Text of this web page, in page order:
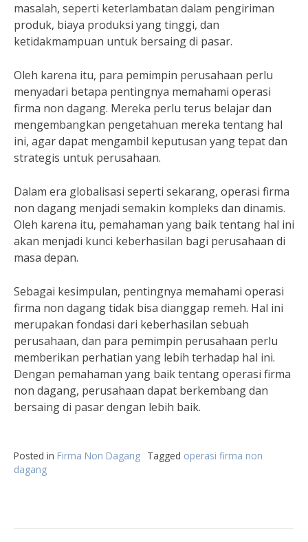
masalah, seperti keterlambatan dalam pengiriman
produk, biaya produksi yang tinggi, dan
ketidakmampuan untuk bersaing di pasar.
Oleh karena itu, para pemimpin perusahaan perlu
menyadari betapa pentingnya memahami operasi
firma non dagang. Mereka perlu terus belajar dan
mengembangkan pengetahuan mereka tentang hal
ini, agar dapat mengambil keputusan yang tepat dan
strategis untuk perusahaan.
Dalam era globalisasi seperti sekarang, operasi firma
non dagang menjadi semakin kompleks dan dinamis.
Oleh karena itu, pemahaman yang baik tentang hal ini
akan menjadi kunci keberhasilan bagi perusahaan di
masa depan.
Sebagai kesimpulan, pentingnya memahami operasi
firma non dagang tidak bisa dianggap remeh. Hal ini
merupakan fondasi dari keberhasilan sebuah
perusahaan, dan para pemimpin perusahaan perlu
memberikan perhatian yang lebih terhadap hal ini.
Dengan pemahaman yang baik tentang operasi firma
non dagang, perusahaan dapat berkembang dan
bersaing di pasar dengan lebih baik.
Posted in Firma Non Dagang Tagged operasi firma non
dagang